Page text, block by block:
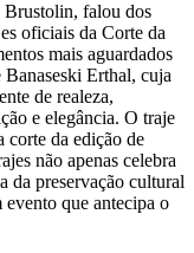
Brustolin, falou dos
oficiais da Corte da
mais aguardados
Erthal, cuja
de realeza,
e elegância. O traje
corte da edição de
não apenas celebra
da preservação cultural
evento que antecipa o